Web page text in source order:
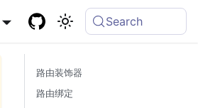
Search
路由装饰器
路由绑定